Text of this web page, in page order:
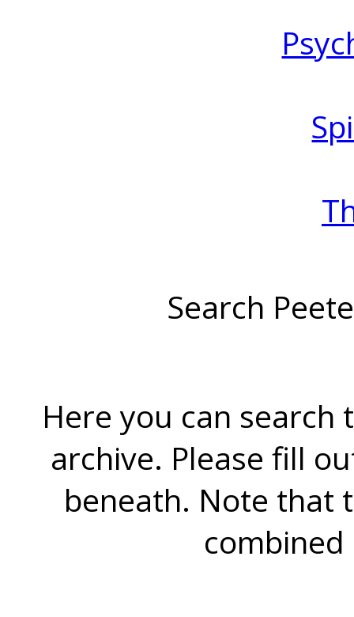
Search
Here you can search
archive. Please fill
beneath. Note that
combined